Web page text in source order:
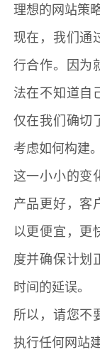
理想的网站策
现在，我们通
行合作。因为
法在不知道自
仅在我们确切
考虑如何构建。
这一小小的变
产品更好，客
以更便宜，更
度并确保计划
时间的延误。
所以，请您不
执行任何网站